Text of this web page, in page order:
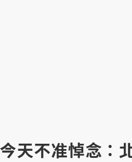
今天不准悼念：